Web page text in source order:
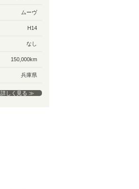
ムーヴ
H14
なし
150,000km
兵庫県
詳しく見る ≫